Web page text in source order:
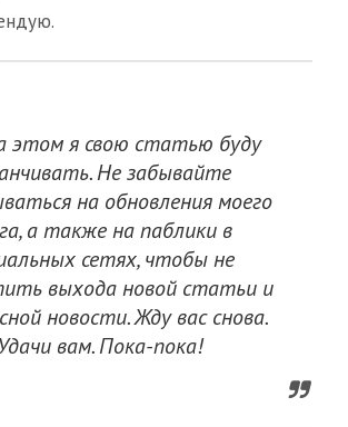
этом я свою статью буду
Не забывайте
на обновления моего
а также на паблики в
сетях, чтобы не
выхода новой статьи и
новости. Жду вас снова.
вам. Пока-пока!